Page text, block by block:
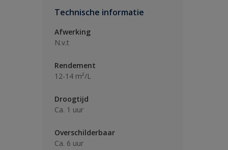
Technische informatie
Afwerking
N.v.t
Rendement
12-14 m²/L
Droogtijd
Ca. 1 uur
Overschilderbaar
Ca. 6 uur